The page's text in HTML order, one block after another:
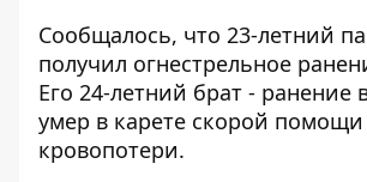
Сообщалось, что 23-летний
получил огнестрельное
Его 24-летний брат - ранение
умер в карете скорой помощи
кровопотери.